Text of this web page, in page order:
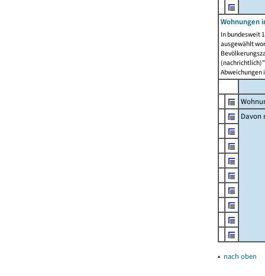
Wohnungen
In bundesweit
ausgewählt
Abweichungen
Davon
▴ nach oben